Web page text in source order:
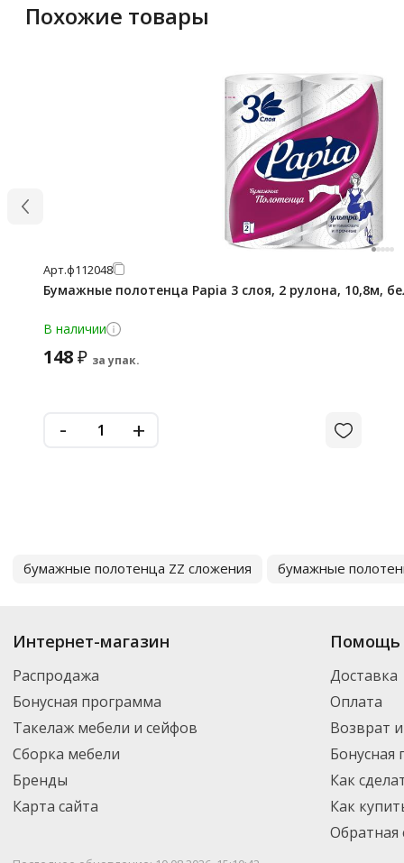
Похожие товары
Арт.ф112048
Бумажные полотенца Papia 3 слоя, 2 рулона, 10,8м,
В наличии
148₽ за упак.
- +
бумажные полотенца ZZ сложения бумажные
Интернет-магазин
Распродажа
Бонусная программа
Такелаж мебели и сейфов
Сборка мебели
Бренды
Карта сайта
Помощь
Доставка
Оплата
Возврат
Бонусная
Как
Как
Обратная